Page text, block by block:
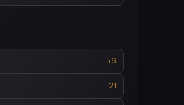
56
21